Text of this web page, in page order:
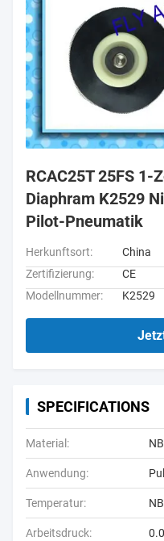
RCAC25T 25FS
Diaphram K2529
Pilot-Pneumatik
Herkunftsort:
China
Zertifizierung:
CE
Modellnummer:
K2529
SPECIFICATIONS
Material:
Anwendung:
Temperatur:
Arbeitsdruck: